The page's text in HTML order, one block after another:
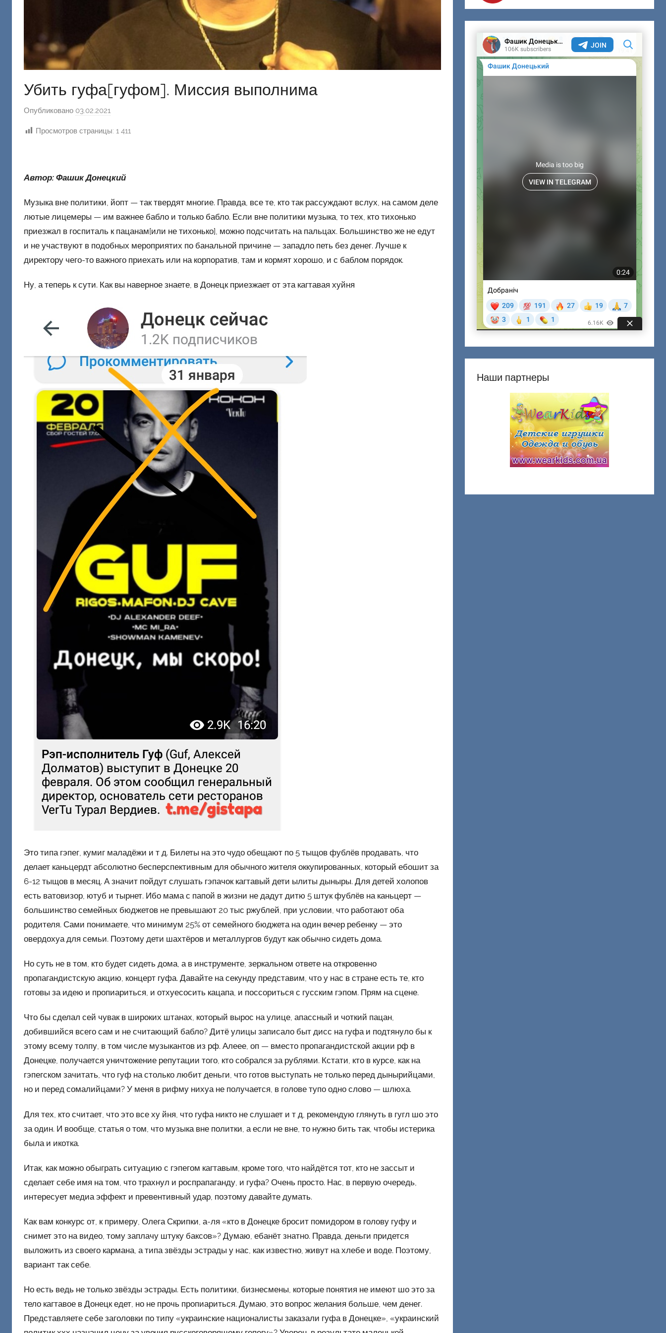
Убить гуфа[гуфом]. Миссия выполнима
Опубликовано 03.02.2021
т
о
Ф
а
Д
ц
к
и
й
Просмотров страницы: 1 411
Автор: Фашик Донецкий
Музыка вне политики, йопт — так твердят многие. Правда, все те, кто так рассуждают вслух, на самом деле
лютые лицемеры — им важнее бабло и только бабло. Если вне политики музыка, то тех, кто тихонько
приезжал в госпиталь к пацанам[или не тихонько], можно подсчитать на пальцах. Большинство же не едут
и не участвуют в подобных мероприятих по банальной причине — западло петь без денег. Лучше к
директору чего-то важного приехать или на корпоратив, там и кормят хорошо, и с баблом порядок.
Ну, а теперь к сути. Как вы наверное знаете, в Донецк приезжает от эта кагтавая хуйня
Это типа гэпег, кумиг маладёжи и т д. Билеты на это чудо обещают по 5 тыщов фублёв продавать, что
делает каньцердт абсолютно бесперспективным для обычного жителя оккупированных, который ебошит за
6-12 тыщов в месяц. А значит пойдут слушать гэпачок кагтавый дети ылиты дыныры. Для детей холопов
есть ватовизор, ютуб и тырнет. Ибо мама с папой в жизни не дадут дитю 5 штук фублёв на каньцерт —
большинство семейных бюджетов не превышают 20 тыс ржублей, при условии, что работают оба
родителя. Сами понимаете, что минимум 25% от семейного бюджета на один вечер ребенку — это
овердохуа для семьи. Поэтому дети шахтёров и металлургов будут как обычно сидеть дома.
Но суть не в том, кто будет сидеть дома, а в инструменте, зеркальном ответе на откровенно
пропагандистскую акцию, концерт гуфа. Давайте на секунду представим, что у нас в стране есть те, кто
готовы за идею и пропиариться, и отхуесосить кацапа, и поссориться с гусским гэпом. Прям на сцене.
Что бы сделал сей чувак в широких штанах, который вырос на улице, апассный и чоткий пацан,
добившийся всего сам и не считающий бабло? Дитё улицы записало быт дисс на гуфа и подтянуло бы к
этому всему толпу, в том числе музыкантов из рф. Алеее, оп — вместо пропагандистской акции рф в
Донецке, получается уничтожение репутации того, кто собрался за рублями. Кстати, кто в курсе, как на
гэпегском зачитать, что гуф на столько любит деньги, что готов выступать не только перед дынырийцами,
но и перед сомалийцами? У меня в рифму нихуа не получается, в голове тупо одно слово — шлюха.
Для тех, кто считает, что это все ху йня, что гуфа никто не слушает и т д, рекомендую глянуть в гугл шо это
за один. И вообще, статья о том, что музыка вне политки, а если не вне, то нужно бить так, чтобы истерика
была и икотка.
Итак, как можно обыграть ситуацию с гэпегом кагтавым, кроме того, что найдётся тот, кто не зассыт и
сделает себе имя на том, что трахнул и роспрапаганду, и гуфа? Очень просто. Нас, в первую очередь,
интересует медиа эффект и превентивный удар, поэтому давайте думать.
Как вам конкурс от, к примеру, Олега Скрипки, а-ля «кто в Донецке бросит помидором в голову гуфу и
снимет это на видео, тому заплачу штуку баксов»? Думаю, ебанёт знатно. Правда, деньги придется
выложить из своего кармана, а типа звёзды эстрады у нас, как известно, живут на хлебе и воде. Поэтому,
вариант так себе.
Но есть ведь не только звёзды эстрады. Есть политики, бизнесмены, которые понятия не имеют шо это за
тело кагтавое в Донецк едет, но не прочь пропиариться. Думаю, это вопрос желания больше, чем денег.
Представляете себе заголовки по типу «украинские националисты заказали гуфа в Донецке», «украинский
Наши партнеры